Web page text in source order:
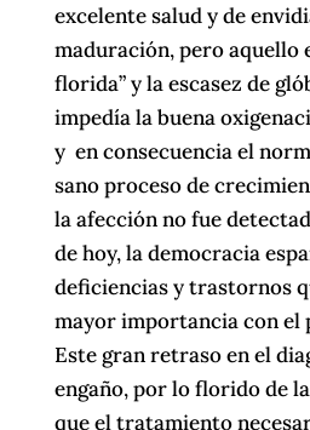
excelente salud y de
maduración, pero aquello
florida” y la escasez de
impedía la buena
y en consecuencia el
sano proceso de
la afección no fue
de hoy, la democracia
deficiencias y trastornos
mayor importancia con el
Este gran retraso en el
engaño, por lo florido de
que el tratamiento